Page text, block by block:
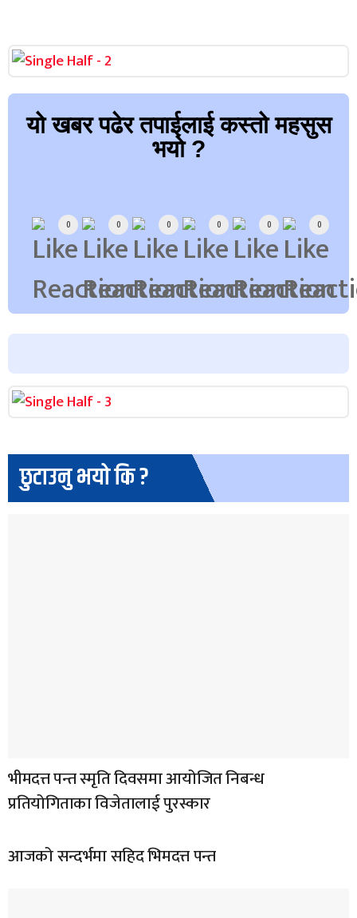
यो खबर पढेर तपाईलाई कस्तो महसुस
भयो ?
0 0 0 0 0 0
छुटाउनु भयो कि ?
भीमदत्त पन्त स्मृति दिवसमा आयोजित निबन्ध
प्रतियोगिताका विजेतालाई पुरस्कार
आजको सन्दर्भमा सहिद भिमदत्त पन्त